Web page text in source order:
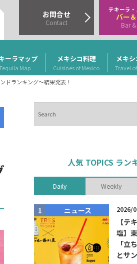
ーラマップ
Map
メキシコ料理
Cuisines of Mexico
メキ
Travel
お問合せ
Contact
テキーラ
バー
Bar
ドランキング～結果発表！
索
人気 TOPICS ラン
Daily Weekly
ニュース 2026/
【
塩】
「立
とサ